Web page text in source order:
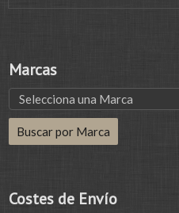
Marcas
Costes de Envío